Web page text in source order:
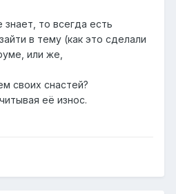
то всегда есть
в тему (как это сделали
или же,
своих снастей?
её износ.